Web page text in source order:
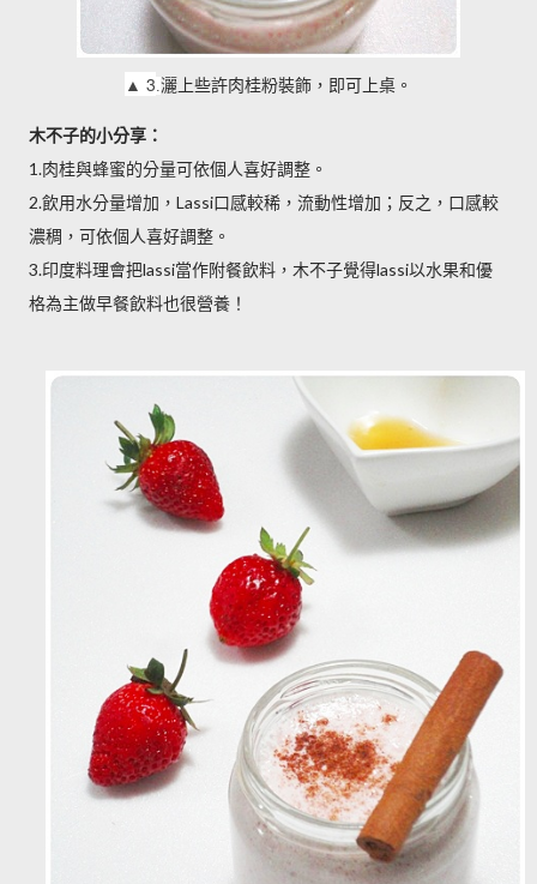
▲ 3 灑上些許肉桂粉裝飾，即可上桌。
木不子的小分享：
1.肉桂與蜂蜜的分量可依個人喜好調整。
2.飲用水分量增加，Lassi口感較稀，流動性增加；反之，口感較
濃稠，可依個人喜好調整。
3.印度料理會把lassi當作附餐飲料，木不子覺得lassi以水果和優
格為主做早餐飲料也很營養！